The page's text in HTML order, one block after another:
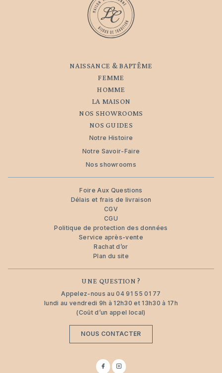
NAISSANCE & BAPTÊME
FEMME
HOMME
LA MAISON
NOS SHOWROOMS
NOS GUIDES
Notre Histoire
Notre Savoir-Faire
Nos showrooms
Foire Aux Questions
Délais et frais de livraison
CGV
CGU
Politique de protection des données
Service après-vente
Rachat d’or
Plan du site
UNE QUESTION ?
Appelez-nous au04 91 55 01 77
lundi au vendredi 9h à 12h30 et 13h30 à 17h
(Coût d’un appel local)
NOUS CONTACTER
Suivez-
nous
Suivez-
nous